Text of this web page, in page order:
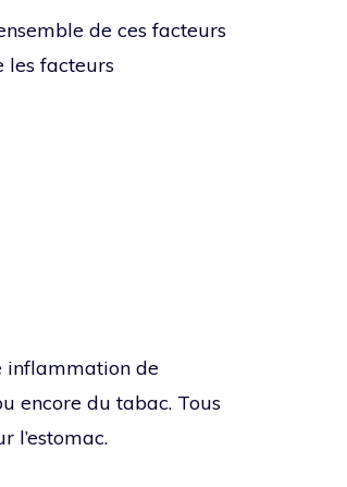
de ces facteurs
les facteurs
inflammation de
encore du tabac. Tous
l’estomac.